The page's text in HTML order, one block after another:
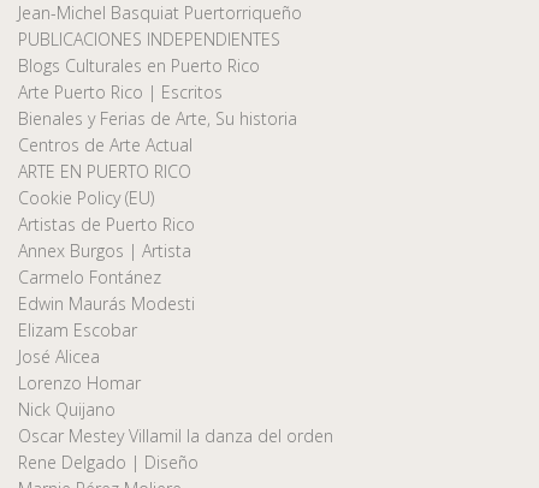
Jean-Michel Basquiat Puertorriqueño
PUBLICACIONES INDEPENDIENTES
Blogs Culturales en Puerto Rico
Arte Puerto Rico | Escritos
Bienales y Ferias de Arte, Su historia
Centros de Arte Actual
ARTE EN PUERTO RICO
Cookie Policy (EU)
Artistas de Puerto Rico
Annex Burgos | Artista
Carmelo Fontánez
Edwin Maurás Modesti
Elizam Escobar
José Alicea
Lorenzo Homar
Nick Quijano
Oscar Mestey Villamil la danza del orden
Rene Delgado | Diseño